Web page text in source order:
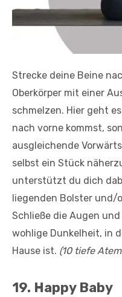
Strecke deine Beine
Oberkörper mit einer
schmelzen. Hier geht
nach vorne kommst,
ausgleichende
selbst ein Stück
unterstützt du dich
liegenden Bolster und/
Schließe die Augen
wohlige Dunkelheit, in
Hause ist. (10 tiefe
19. Happy Baby